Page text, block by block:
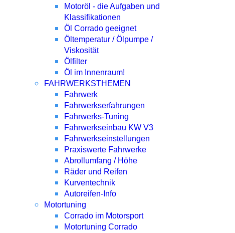
Motoröl - die Aufgaben und
Klassifikationen
Öl Corrado geeignet
Öltemperatur / Ölpumpe /
Viskosität
Ölfilter
Öl im Innenraum!
FAHRWERKSTHEMEN
Fahrwerk
Fahrwerkserfahrungen
Fahrwerks-Tuning
Fahrwerkseinbau KW V3
Fahrwerkseinstellungen
Praxiswerte Fahrwerke
Abrollumfang / Höhe
Räder und Reifen
Kurventechnik
Autoreifen-Info
Motortuning
Corrado im Motorsport
Motortuning Corrado